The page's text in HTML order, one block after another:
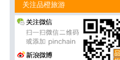
关注品橙旅游